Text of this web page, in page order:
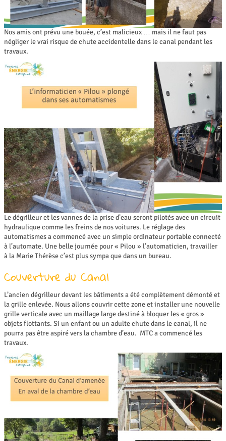
Nos amis ont prévu une bouée, c’est malicieux … mais il ne faut pas
négliger le vrai risque de chute accidentelle dans le canal pendant les
travaux.
Le dégrilleur et les vannes de la prise d’eau seront pilotés avec un circuit
hydraulique comme les freins de nos voitures. Le réglage des
automatismes a commencé avec un simple ordinateur portable connecté
à l’automate. Une belle journée pour « Pilou » l’automaticien, travailler
à la Marie Thérèse c’est plus sympa que dans un bureau.
Couverture du Canal
L’ancien dégrilleur devant les bâtiments a été complètement démonté et
la grille enlevée. Nous allons couvrir cette zone et installer une nouvelle
grille verticale avec un maillage large destiné à bloquer les « gros »
objets flottants. Si un enfant ou un adulte chute dans le canal, il ne
pourra pas être aspiré vers la chambre d’eau. MTC a commencé les
travaux.